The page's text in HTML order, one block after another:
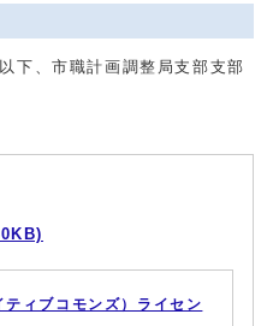
下、市職計画調整局支部支部
ィブコモンズ）ライセン